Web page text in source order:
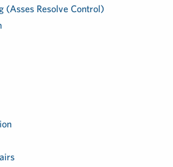
(Asses Resolve Control)